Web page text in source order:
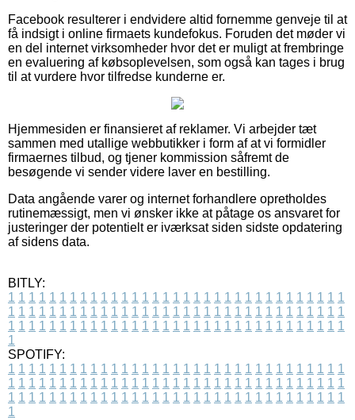
Facebook resulterer i endvidere altid fornemme genveje til at
få indsigt i online firmaets kundefokus. Foruden det møder vi
en del internet virksomheder hvor det er muligt at frembringe
en evaluering af købsoplevelsen, som også kan tages i brug
til at vurdere hvor tilfredse kunderne er.
Hjemmesiden er finansieret af reklamer. Vi arbejder tæt
sammen med utallige webbutikker i form af at vi formidler
firmaernes tilbud, og tjener kommission såfremt de
besøgende vi sender videre laver en bestilling.
Data angående varer og internet forhandlere opretholdes
rutinemæssigt, men vi ønsker ikke at påtage os ansvaret for
justeringer der potentielt er iværksat siden sidste opdatering
af sidens data.
BITLY:
1 1 1 1 1 1 1 1 1 1 1 1 1 1 1 1 1 1 1 1 1 1 1 1 1 1 1 1 1 1 1 1 1
1 1 1 1 1 1 1 1 1 1 1 1 1 1 1 1 1 1 1 1 1 1 1 1 1 1 1 1 1 1 1 1 1
1 1 1 1 1 1 1 1 1 1 1 1 1 1 1 1 1 1 1 1 1 1 1 1 1 1 1 1 1 1 1 1 1
1
SPOTIFY:
1 1 1 1 1 1 1 1 1 1 1 1 1 1 1 1 1 1 1 1 1 1 1 1 1 1 1 1 1 1 1 1 1
1 1 1 1 1 1 1 1 1 1 1 1 1 1 1 1 1 1 1 1 1 1 1 1 1 1 1 1 1 1 1 1 1
1 1 1 1 1 1 1 1 1 1 1 1 1 1 1 1 1 1 1 1 1 1 1 1 1 1 1 1 1 1 1 1 1
1